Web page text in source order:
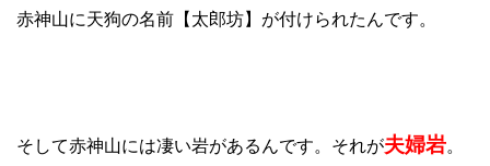
赤神山に天狗の名前【太郎坊】が付けられたんです。
そして赤神山には凄い岩があるんです。それが夫婦岩。